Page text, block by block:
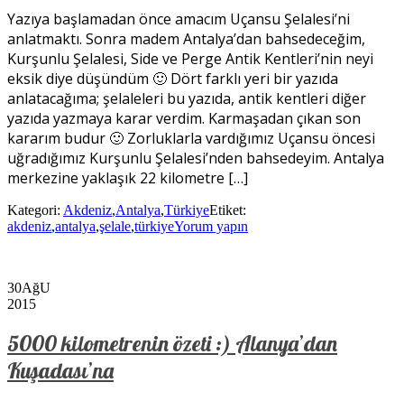
Yazıya başlamadan önce amacım Uçansu Şelalesi’ni
anlatmaktı. Sonra madem Antalya’dan bahsedeceğim,
Kurşunlu Şelalesi, Side ve Perge Antik Kentleri’nin neyi
eksik diye düşündüm 🙂 Dört farklı yeri bir yazıda
anlatacağıma; şelaleleri bu yazıda, antik kentleri diğer
yazıda yazmaya karar verdim. Karmaşadan çıkan son
kararım budur 🙂 Zorluklarla vardığımız Uçansu öncesi
uğradığımız Kurşunlu Şelalesi’nden bahsedeyim. Antalya
merkezine yaklaşık 22 kilometre […]
Kategori: Akdeniz,Antalya,TürkiyeEtiket:
akdeniz,antalya,şelale,türkiyeYorum yapın
30AğU
2015
5000 kilometrenin özeti :) Alanya’dan
Kuşadası’na